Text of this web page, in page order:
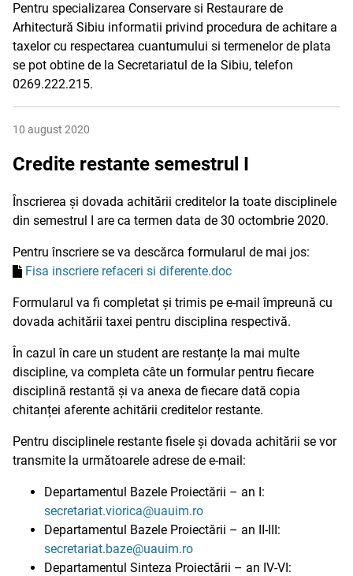
Pentru specializarea Conservare si Restaurare de
Arhitectură Sibiu informatii privind procedura de achitare a
taxelor cu respectarea cuantumului si termenelor de plata
se pot obtine de la Secretariatul de la Sibiu, telefon
0269.222.215.
10 august 2020
Credite restante semestrul I
Înscrierea și dovada achitării creditelor la toate disciplinele
din semestrul I are ca termen data de 30 octombrie 2020.
Pentru înscriere se va descărca formularul de mai jos:
Fisa inscriere refaceri si diferente.doc
Formularul va fi completat și trimis pe e-mail împreună cu
dovada achitării taxei pentru disciplina respectivă.
În cazul în care un student are restanțe la mai multe
discipline, va completa câte un formular pentru fiecare
disciplină restantă și va anexa de fiecare dată copia
chitanței aferente achitării creditelor restante.
Pentru disciplinele restante fisele și dovada achitării se vor
transmite la următoarele adrese de e-mail:
Departamentul Bazele Proiectării – an I:
secretariat.viorica@uauim.ro
Departamentul Bazele Proiectării – an II-III:
secretariat.baze@uauim.ro
Departamentul Sinteza Proiectării – an IV-VI: